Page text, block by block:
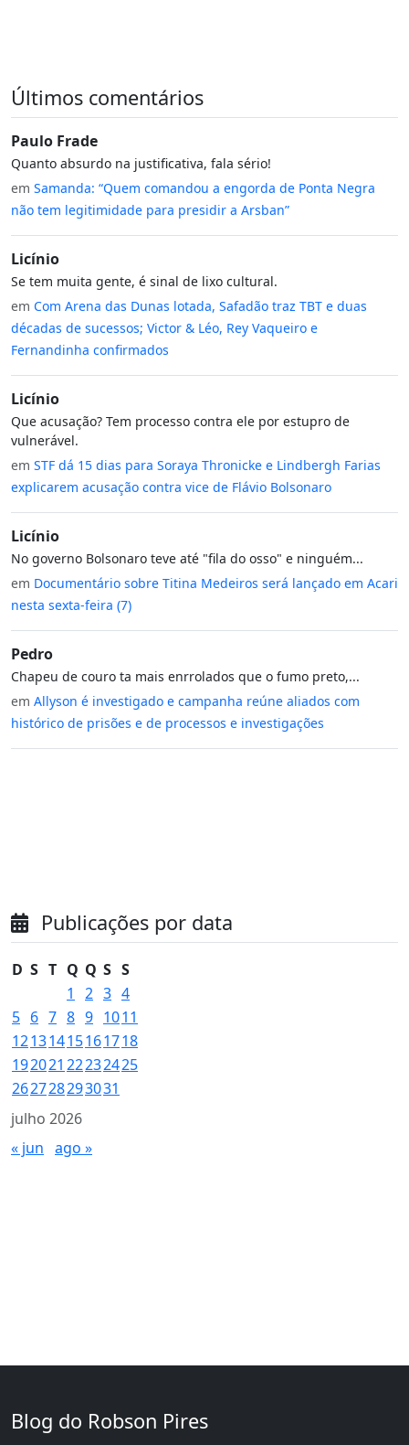
Últimos comentários
Paulo Frade
Quanto absurdo na justificativa, fala sério!
em Samanda: “Quem comandou a engorda de Ponta Negra
não tem legitimidade para presidir a Arsban”
Licínio
Se tem muita gente, é sinal de lixo cultural.
em Com Arena das Dunas lotada, Safadão traz TBT e duas
décadas de sucessos; Victor & Léo, Rey Vaqueiro e
Fernandinha confirmados
Licínio
Que acusação? Tem processo contra ele por estupro de
vulnerável.
em STF dá 15 dias para Soraya Thronicke e Lindbergh Farias
explicarem acusação contra vice de Flávio Bolsonaro
Licínio
No governo Bolsonaro teve até "fila do osso" e ninguém...
em Documentário sobre Titina Medeiros será lançado em Acari
nesta sexta-feira (7)
Pedro
Chapeu de couro ta mais enrrolados que o fumo preto,...
em Allyson é investigado e campanha reúne aliados com
histórico de prisões e de processos e investigações
Publicações por data
julho 2026
D S T Q Q S S
1
2 3 4
5 6 7 8 9 1011
12131415161718
192021 22232425
262728293031
« jun ago »
Blog do Robson Pires